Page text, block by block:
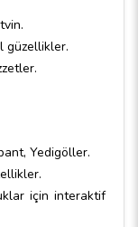
güzellikler.
Yedigöller.
için interaktif